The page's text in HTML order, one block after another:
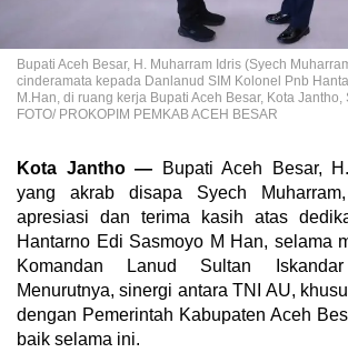
Bupati Aceh Besar, H. Muharram Idris (Syech
cinderamata kepada Danlanud SIM Kolonel Pnb
M.Han, di ruang kerja Bupati Aceh Besar, Kota
FOTO/ PROKOPIM PEMKAB ACEH BESAR
Kota Jantho — Bupati Aceh Besar,
yang akrab disapa Syech Muharram,
apresiasi dan terima kasih atas
Hantarno Edi Sasmoyo M Han, selama
Komandan Lanud Sultan
Menurutnya, sinergi antara TNI AU,
dengan Pemerintah Kabupaten Aceh
baik selama ini.